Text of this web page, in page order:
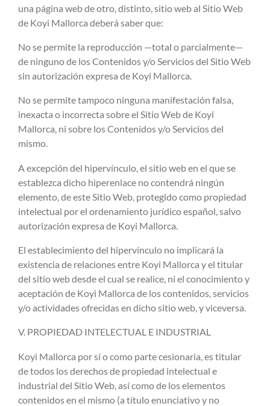
una página web de otro, distinto, sitio web al Sitio Web
de Koyi Mallorca deberá saber que:
No se permite la reproducción —total o parcialmente—
de ninguno de los Contenidos y/o Servicios del Sitio Web
sin autorización expresa de Koyi Mallorca.
No se permite tampoco ninguna manifestación falsa,
inexacta o incorrecta sobre el Sitio Web de Koyi
Mallorca, ni sobre los Contenidos y/o Servicios del
mismo.
A excepción del hipervínculo, el sitio web en el que se
establezca dicho hiperenlace no contendrá ningún
elemento, de este Sitio Web, protegido como propiedad
intelectual por el ordenamiento jurídico español, salvo
autorización expresa de Koyi Mallorca.
El establecimiento del hipervínculo no implicará la
existencia de relaciones entre Koyi Mallorca y el titular
del sitio web desde el cual se realice, ni el conocimiento y
aceptación de Koyi Mallorca de los contenidos, servicios
y/o actividades ofrecidas en dicho sitio web, y viceversa.
V. PROPIEDAD INTELECTUAL E INDUSTRIAL
Koyi Mallorca por sí o como parte cesionaria, es titular
de todos los derechos de propiedad intelectual e
industrial del Sitio Web, así como de los elementos
contenidos en el mismo (a título enunciativo y no